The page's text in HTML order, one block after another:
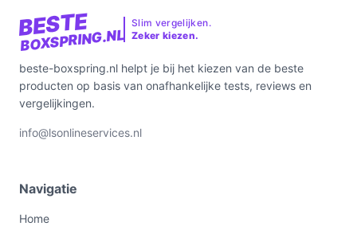
BESTE
BOXSPRING.NL
Slim vergelijken.
Zeker kiezen.
beste-boxspring.nl helpt je bij het kiezen van de beste
producten op basis van onafhankelijke tests, reviews en
vergelijkingen.
info@lsonlineservices.nl
Navigatie
Home